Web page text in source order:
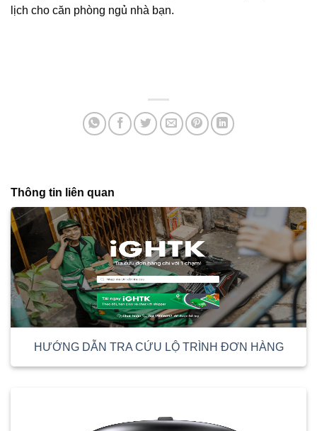
lịch cho căn phòng ngủ nhà bạn.
Thông tin liên quan
HƯỚNG DẪN TRA CỨU LỘ TRÌNH ĐƠN HÀNG